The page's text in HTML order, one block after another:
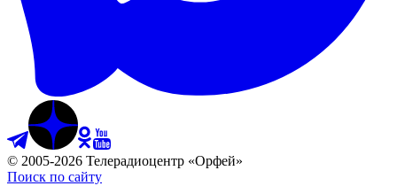
© 2005-2026 Телерадиоцентр «Орфей»
Поиск по сайту